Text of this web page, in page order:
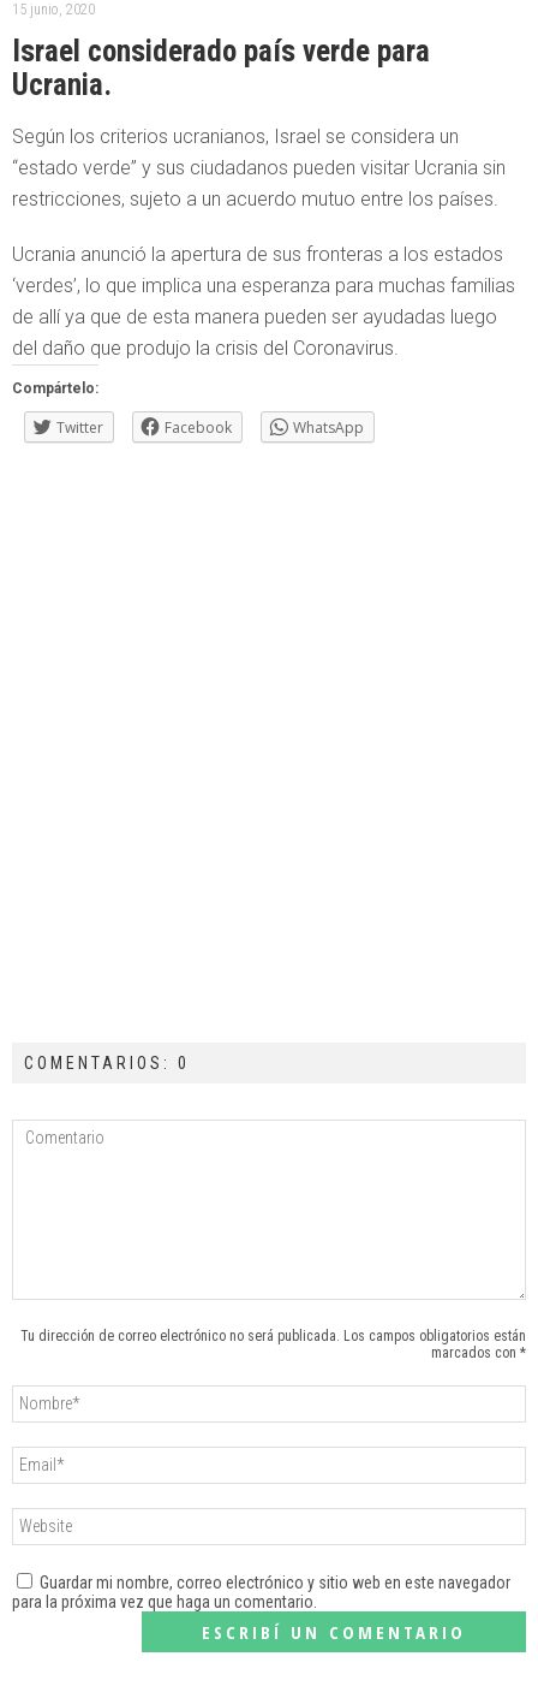
15 junio, 2020
Israel considerado país verde para
Ucrania.
Según los criterios ucranianos, Israel se considera un
“estado verde” y sus ciudadanos pueden visitar Ucrania sin
restricciones, sujeto a un acuerdo mutuo entre los países.
Ucrania anunció la apertura de sus fronteras a los estados
‘verdes’, lo que implica una esperanza para muchas familias
de allí ya que de esta manera pueden ser ayudadas luego
del daño que produjo la crisis del Coronavirus.
Compártelo:
Twitter Facebook WhatsApp
COMENTARIOS: 0
Tu dirección de correo electrónico no será publicada. Los campos obligatorios están
marcados con *
Guardar mi nombre, correo electrónico y sitio web en este navegador
para la próxima vez que haga un comentario.